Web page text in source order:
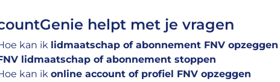
helpt met je vragen
kan ik lidmaatschap of abonnement FNV opzeggen
lidmaatschap of abonnement stoppen
kan ik online account of profiel FNV opzeggen